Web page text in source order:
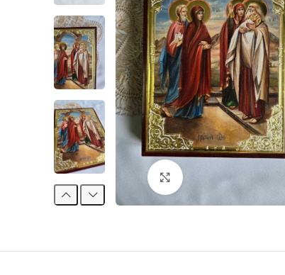
Клацніть, щоб збільшити